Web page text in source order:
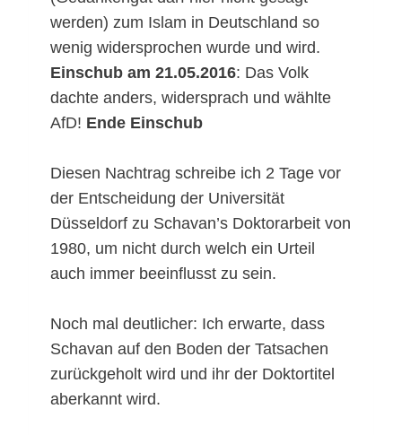
werden) zum Islam in Deutschland so
wenig widersprochen wurde und wird.
Einschub am 21.05.2016: Das Volk
dachte anders, widersprach und wählte
AfD! Ende Einschub
Diesen Nachtrag schreibe ich 2 Tage vor
der Entscheidung der Universität
Düsseldorf zu Schavan’s Doktorarbeit von
1980, um nicht durch welch ein Urteil
auch immer beeinflusst zu sein.
Noch mal deutlicher: Ich erwarte, dass
Schavan auf den Boden der Tatsachen
zurückgeholt wird und ihr der Doktortitel
aberkannt wird.